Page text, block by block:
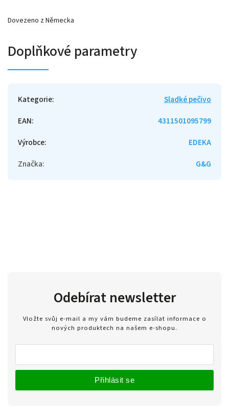
Dovezeno z Německa
Doplňkové parametry
Kategorie:
Sladké pečivo
EAN:
4311501095799
Výrobce:
EDEKA
Značka: G&G
Odebírat newsletter
Vložte svůj e-mail a my vám budeme zasílat informace o
nových produktech na našem e-shopu.
Přihlásit se